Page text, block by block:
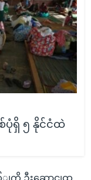
ရှိ ၅ နိုင်ငံထဲ
ကို ဦးဆောငျထု